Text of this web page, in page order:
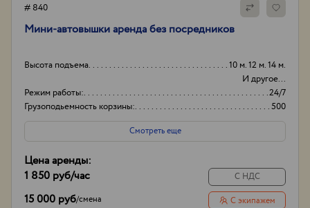
# 840
Мини-автовышки аренда без посредников
Высота подъема
10 м. 12 м. 14 м.
И другое...
Режим работы:
24/7
Грузоподьемность корзины:
500
Боковой вылет стрелы
8м
Смотреть еще
Цена аренды:
1 850 руб/час
15 000 руб/смена
С НДС
С экипажем